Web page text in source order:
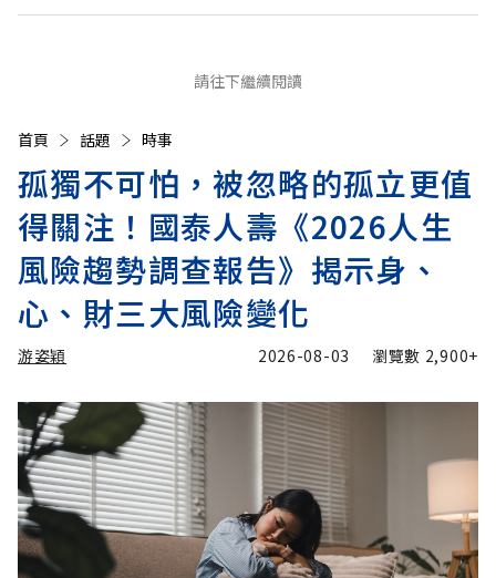
請往下繼續閱讀
首頁 話題 時事
孤獨不可怕，被忽略的孤立更值
得關注！國泰人壽《2026人生
風險趨勢調查報告》揭示身、
心、財三大風險變化
游姿穎 2026-08-03 瀏覽數 2,900+